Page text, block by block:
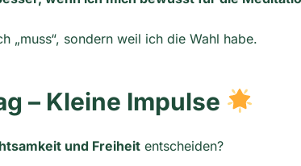
„muss“, sondern weil ich die Wahl habe.
– Kleine Impulse
und Freiheit entscheiden?